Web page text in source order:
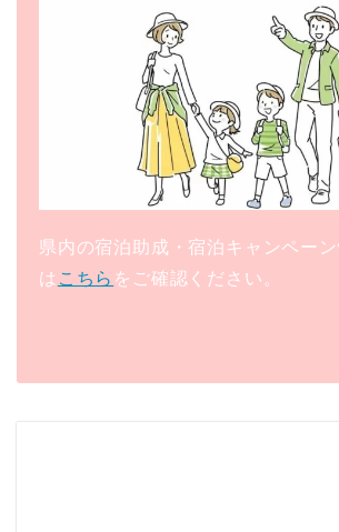
県内の宿泊助成・宿泊キャンペー
は こちら をご確認ください。